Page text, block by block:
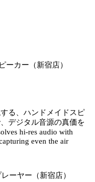
る、ハンドメイドスピ
デジタル音源の真価を
hi-res audio with
even the air